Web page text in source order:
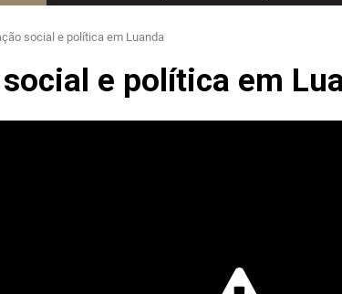
social e política em Luanda
e política em